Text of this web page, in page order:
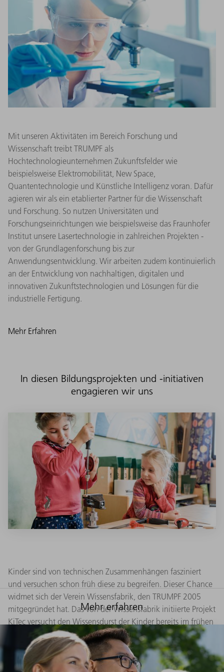
Mit unseren Aktivitäten im Bereich Forschung und
Wissenschaft treibt TRUMPF als
Hochtechnologieunternehmen Zukunftsfelder wie
beispielsweise Elektromobilität, New Space,
Quantentechnologie und Künstliche Intelligenz voran. Dafür
agieren wir als ein etablierter Partner für die Wissenschaft
und Forschung. So nutzen Universitäten und
Forschungseinrichtungen wie beispielsweise das Fraunhofer
Institut unsere Lasertechnologie in zahlreichen Projekten -
von der Grundlagenforschung bis zur
Anwendungsentwicklung. Wir arbeiten zudem kontinuierlich
an der Entwicklung von nachhaltigen, digitalen und
innovativen Zukunftstechnologien und Lösungen für die
industrielle Fertigung.
Mehr Erfahren
In diesen Bildungsprojekten und -initiativen
engagieren wir uns
Kinder sind von technischen Zusammenhängen fasziniert
und versuchen schon früh diese zu begreifen. Dieser Chance
widmet sich der Verein Wissensfabrik, den TRUMPF 2005
mitgegründet hat. Das von der Wissensfabrik initiierte Projekt
KiTec versucht den Wissensdurst der Kinder bereits im frühen
Alter zu stillen. Wie das gelingt? Die Kinder suchen als
„Entdecker“ selbst Lösungen für verschiedene Probleme und
lernen so technische Zusammenhänge zu verstehen.
Mehr erfahren